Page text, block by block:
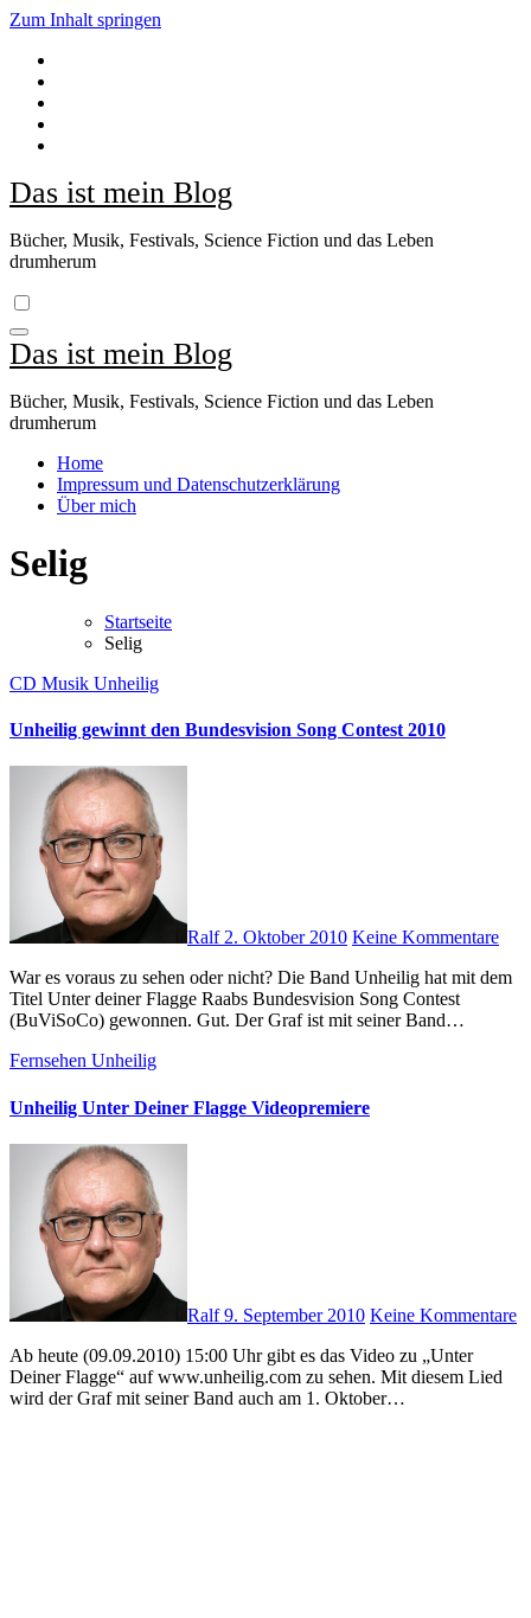
Zum Inhalt springen
Das ist mein Blog
Bücher, Musik, Festivals, Science Fiction und das Leben
drumherum
Das ist mein Blog
Bücher, Musik, Festivals, Science Fiction und das Leben
drumherum
Home
Impressum und Datenschutzerklärung
Über mich
Selig
Startseite
Selig
CD Musik Unheilig
Unheilig gewinnt den Bundesvision Song Contest 2010
Ralf2. Oktober 2010 Keine Kommentare
War es voraus zu sehen oder nicht? Die Band Unheilig hat mit dem
Titel Unter deiner Flagge Raabs Bundesvision Song Contest
(BuViSoCo) gewonnen. Gut. Der Graf ist mit seiner Band…
Fernsehen Unheilig
Unheilig Unter Deiner Flagge Videopremiere
Ralf9. September 2010 Keine Kommentare
Ab heute (09.09.2010) 15:00 Uhr gibt es das Video zu „Unter
Deiner Flagge“ auf www.unheilig.com zu sehen. Mit diesem Lied
wird der Graf mit seiner Band auch am 1. Oktober…